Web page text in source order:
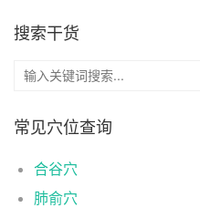
搜索干货
常见穴位查询
合谷穴
肺俞穴